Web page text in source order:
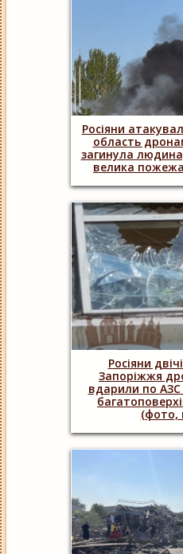
Росіяни
область
загинула
велика
Росіяни
Запоріжжя
вдарили по
(фото,